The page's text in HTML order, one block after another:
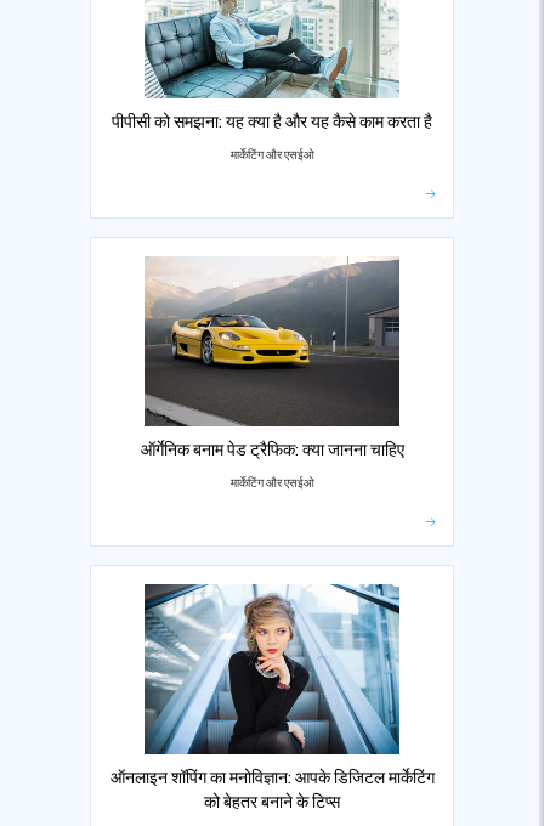
पीपीसी को समझना: यह क्या है और यह कैसे काम करता है
मार्केटिंग और एसईओ
ऑर्गेनिक बनाम पेड ट्रैफिक: क्या जानना चाहिए
मार्केटिंग और एसईओ
ऑनलाइन शॉपिंग का मनोविज्ञान: आपके डिजिटल मार्केटिंग
को बेहतर बनाने के टिप्स